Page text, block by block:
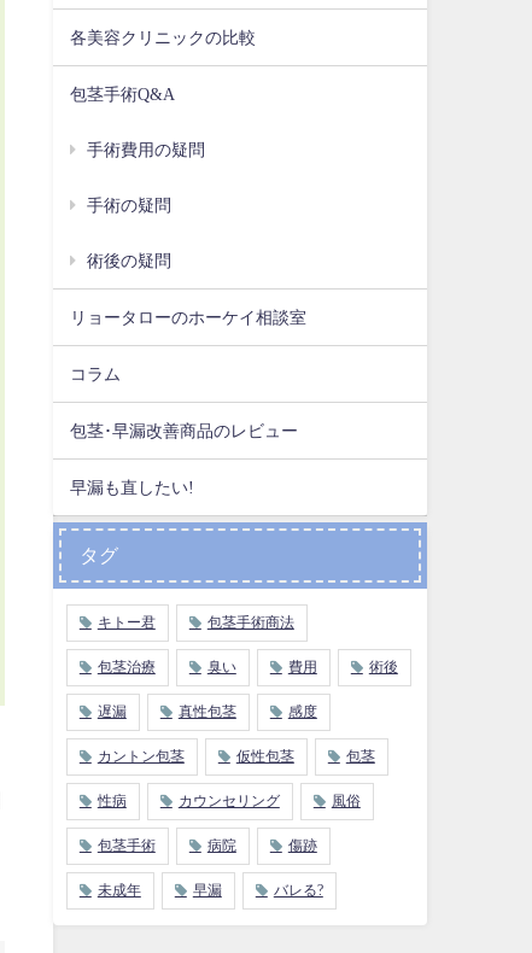
各美容クリニックの比較
包茎手術Q&A
手術費用の疑問
手術の疑問
術後の疑問
リョータローのホーケイ相談室
コラム
包茎･早漏改善商品のレビュー
早漏も直したい!
タグ
キトー君 包茎手術商法
包茎治療 臭い 費用 術後
遅漏 真性包茎 感度
カントン包茎 仮性包茎 包茎
性病 カウンセリング 風俗
包茎手術 病院 傷跡
未成年 早漏 バレる?